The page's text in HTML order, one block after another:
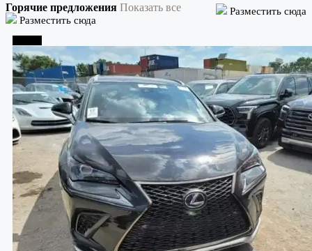
Горячие предложения Показать все
Разместить сюда
Разместить сюда